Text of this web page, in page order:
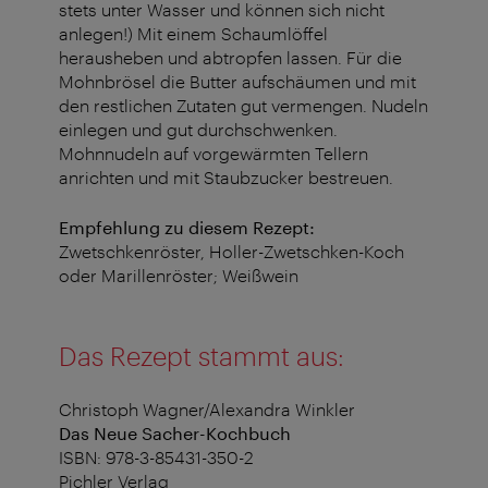
stets unter Wasser und können sich nicht
anlegen!) Mit einem Schaumlöffel
herausheben und abtropfen lassen. Für die
Mohnbrösel die Butter aufschäumen und mit
den restlichen Zutaten gut vermengen. Nudeln
einlegen und gut durchschwenken.
Mohnnudeln auf vorgewärmten Tellern
anrichten und mit Staubzucker bestreuen.
Empfehlung zu diesem Rezept:
Zwetschkenröster, Holler-Zwetschken-Koch
oder Marillenröster; Weißwein
Das Rezept stammt aus:
Christoph Wagner/Alexandra Winkler
Das Neue Sacher-Kochbuch
ISBN: 978-3-85431-350-2
Pichler Verlag